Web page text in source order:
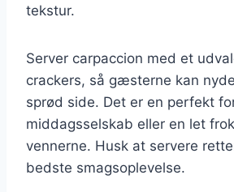
tekstur.
Server carpaccion med et
crackers, så gæsterne kan
sprød side. Det er en perfekt
middagsselskab eller en let
vennerne. Husk at servere
bedste smagsoplevelse.